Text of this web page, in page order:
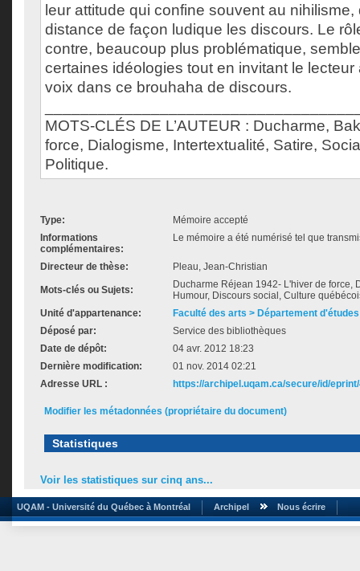
leur attitude qui confine souvent au nihilisme,
distance de façon ludique les discours. Le
contre, beaucoup plus problématique,
certaines idéologies tout en invitant le
voix dans ce brouhaha de discours.
MOTS-CLÉS DE L’AUTEUR : Ducharme,
force, Dialogisme, Intertextualité, Satire,
Politique.
Type:
Mémoire accepté
Informations
complémentaires:
Le mémoire a été numérisé tel que
Directeur de thèse: Pleau, Jean-Christian
Mots-clés ou Sujets:
Ducharme Réjean 1942- L'hiver de force,
Humour, Discours social, Culture
Unité d'appartenance:
Faculté des arts > Département
Déposé par:
Service des bibliothèques
Date de dépôt:
04 avr. 2012 18:23
Dernière modification:
01 nov. 2014 02:21
Adresse URL :
https://archipel.uqam.ca/secure/id/
Modifier les métadonnées (propriétaire du document)
Statistiques
Voir les statistiques sur cinq ans...
UQAM - Université du Québec à Montréal Archipel Nous écrire